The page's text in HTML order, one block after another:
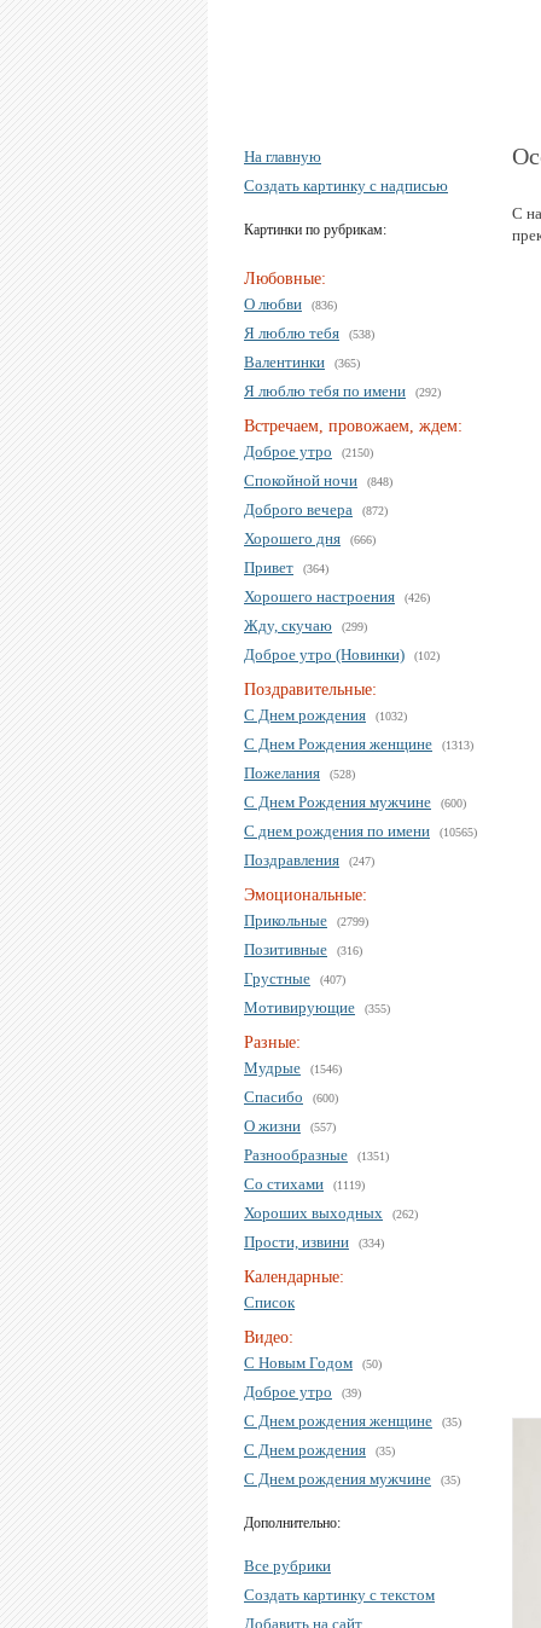
На главную
Создать картинку с надписью
Картинки по рубрикам:
Любовные:
О любви
(836)
Я люблю тебя (538)
Валентинки (365)
Я люблю тебя по имени (292)
Встречаем, провожаем, ждем:
Доброе утро
(2150)
Спокойной ночи (848)
Доброго вечера (872)
Хорошего дня (666)
Привет (364)
Хорошего настроения (426)
Жду, скучаю (299)
Доброе утро (Новинки) (102)
Поздравительные:
С Днем рождения
(1032)
С Днем Рождения женщине (1313)
Пожелания (528)
С Днем Рождения мужчине (600)
С днем рождения по имени (10565)
Поздравления (247)
Эмоциональные:
Прикольные
(2799)
Позитивные (316)
Грустные (407)
Мотивирующие (355)
Разные:
Мудрые
(1546)
Спасибо (600)
О жизни (557)
Разнообразные (1351)
Со стихами (1119)
Хороших выходных (262)
Прости, извини (334)
Календарные:
Список
Видео:
С Новым Годом
(50)
Доброе утро (39)
С Днем рождения женщине (35)
С Днем рождения (35)
С Днем рождения мужчине (35)
Дополнительно:
Все рубрики
Создать картинку с текстом
Добавить на сайт
С